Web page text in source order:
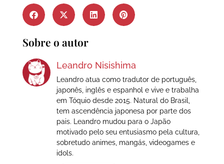
Sobre o autor
Leandro Nisishima
Leandro atua como tradutor de português,
japonês, inglês e espanhol e vive e trabalha
em Tóquio desde 2015. Natural do Brasil,
tem ascendência japonesa por parte dos
pais. Leandro mudou para o Japão
motivado pelo seu entusiasmo pela cultura,
sobretudo animes, mangás, videogames e
idols.